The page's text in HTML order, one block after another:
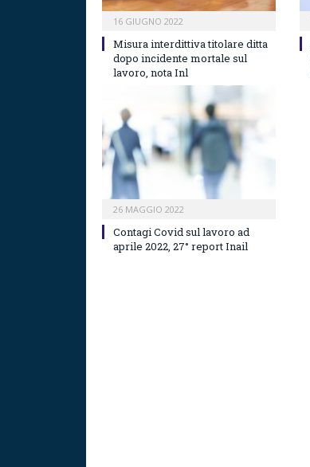
16 GIUGNO 2022
Misura interdittiva titolare ditta
dopo incidente mortale sul
lavoro, nota Inl
26 MAGGIO 2022
Contagi Covid sul lavoro ad
aprile 2022, 27° report Inail